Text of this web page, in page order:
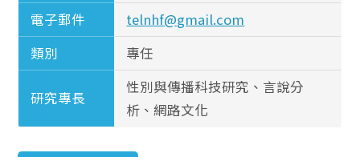
電子郵件
telnhf@gmail.com
類別
專任
研究專長
性別與傳播科技研究、言說分
析、網路文化